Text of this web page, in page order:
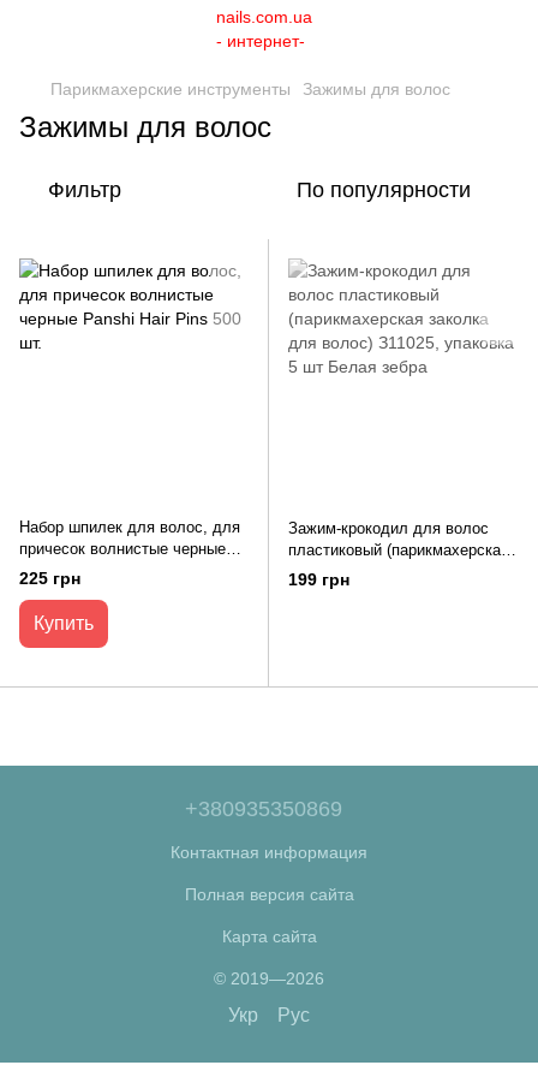
Парикмахерские инструменты Зажимы для волос
Зажимы для волос
Фильтр По популярности
Набор шпилек для волос, для
причесок волнистые черные
Panshi Hair Pins 500 шт.
225 грн
Купить
Зажим-крокодил для волос
пластиковый (парикмахерская
заколка для волос) З11025,
упаковка 5 шт Белая зебра
199 грн
+380935350869
Контактная информация
Полная версия сайта
Карта сайта
© 2019—2026
Укр Рус